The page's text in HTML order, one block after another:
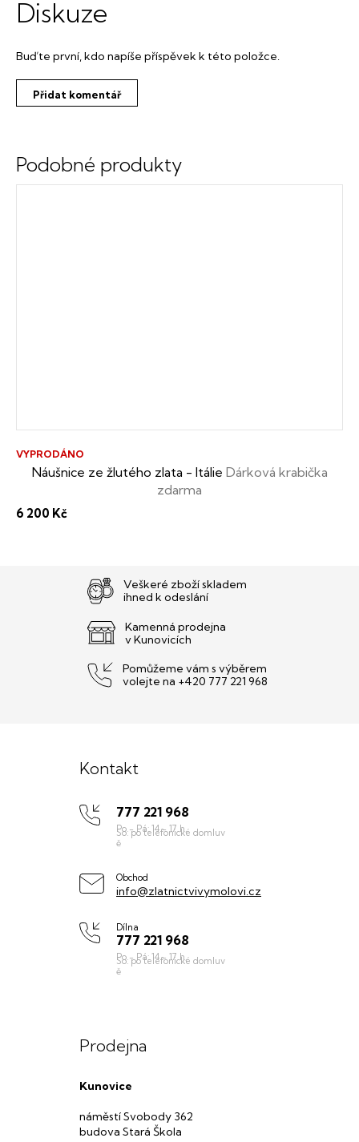
Náušnice ze žlutého zlata - Itálie Dárková krabička
zdarma
VYPRODÁNO
6 200 Kč
Diskuze
Buďte první, kdo napíše příspěvek k této položce.
Přidat komentář
Veškeré zboží skladem
ihned k odeslání
Kamenná prodejna
v Kunovicích
Pomůžeme vám s výběrem
volejte na +420 777 221 968
Kontakt
777 221 968
Obchod
info@zlatnictvivymolovi.cz
Dílna
777 221 968
Prodejna
Kunovice
náměstí Svobody 362
budova Stará Škola